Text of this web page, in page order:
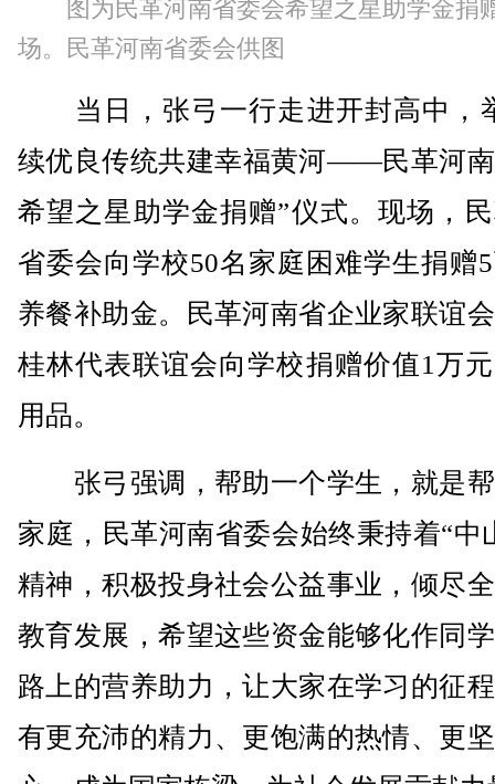
图为民革河南省委会希望之星助学金捐
场。民革河南省委会供图
当日，张弓一行走进开封高中，
续优良传统共建幸福黄河——民革河
希望之星助学金捐赠”仪式。现场，
省委会向学校50名家庭困难学生捐赠
养餐补助金。民革河南省企业家联谊
桂林代表联谊会向学校捐赠价值1万
用品。
张弓强调，帮助一个学生，就是
家庭，民革河南省委会始终秉持着“中
精神，积极投身社会公益事业，倾尽
教育发展，希望这些资金能够化作同
路上的营养助力，让大家在学习的征
有更充沛的精力、更饱满的热情、更